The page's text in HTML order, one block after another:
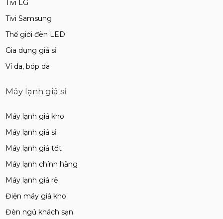
Tivi LG
Tivi Samsung
Thế giới đèn LED
Gia dụng giá sỉ
Ví da, bóp da
Máy lạnh giá sỉ
Máy lạnh giá kho
Máy lạnh giá sỉ
Máy lạnh giá tốt
Máy lạnh chính hãng
Máy lạnh giá rẻ
Điện máy giá kho
Đèn ngủ khách sạn